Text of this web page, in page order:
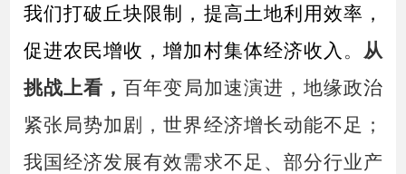
我们打破丘块限制，提高土地利用效率，
促进农民增收，增加村集体经济收入 。 从
挑战上看，百年变局加速演进，地缘政治
紧张局势加剧，世界经济增长动能不足；
我国经济发展有效需求不足、部分行业产